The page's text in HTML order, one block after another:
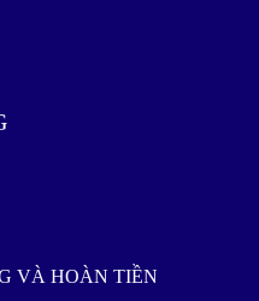
VÀ HOÀN TIỀN